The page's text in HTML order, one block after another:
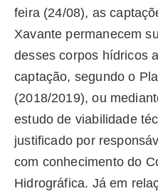
feira (24/08), as
Xavante permanecem
desses corpos hídricos
captação, segundo o
(2018/2019), ou
estudo de viabilidade
justificado por
com conhecimento do
Hidrográfica. Já em